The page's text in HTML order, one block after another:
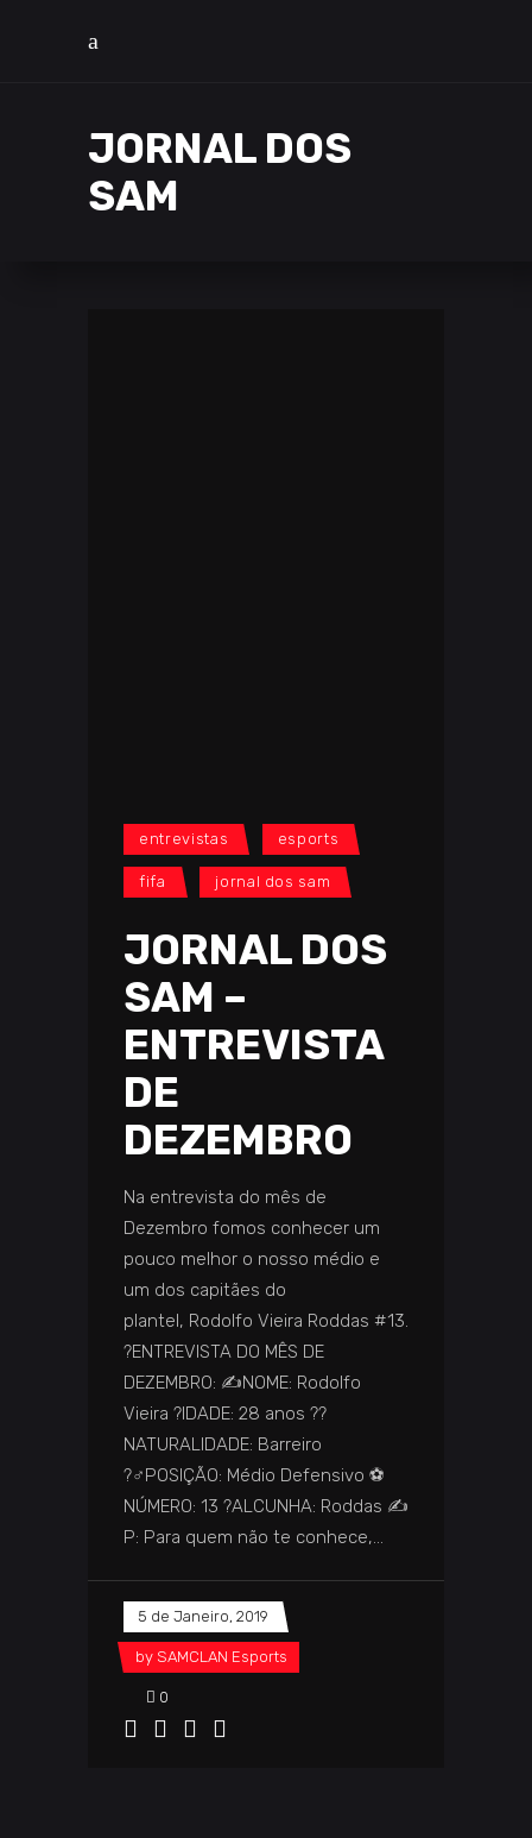
JORNAL DOS
SAM
entrevistas esports
fifa jornal dos sam
JORNAL DOS
SAM –
ENTREVISTA
DE
DEZEMBRO
Na entrevista do mês de
Dezembro fomos conhecer um
pouco melhor o nosso médio e
um dos capitães do
plantel, Rodolfo Vieira Roddas #13.
?️ENTREVISTA DO MÊS DE
DEZEMBRO: ✍️NOME: Rodolfo
Vieira ?IDADE: 28 anos ️??️
NATURALIDADE: Barreiro
?‍♂️POSIÇÃO: Médio Defensivo ⚽
NÚMERO: 13 ?️ALCUNHA: Roddas ✍️
P: Para quem não te conhece,
5 de Janeiro, 2019
by SAMCLAN Esports
0